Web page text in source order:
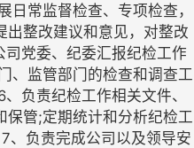
日常监督检查、专项检查，
出整改建议和意见，对整改
党委、纪委汇报纪检工作
、监管部门的检查和调查工
负责纪检工作相关文件、
保管;定期统计和分析纪检工
、负责完成公司以及领导安